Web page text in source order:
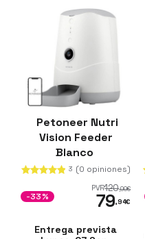
Petoneer Nutri
Vision Feeder
Blanco
3 (0 opiniones)
PVR120,00€
79,94€
-33%
Entrega prevista